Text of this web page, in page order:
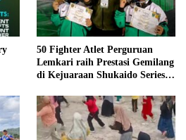
50 Fighter Atlet Perguruan
Lemkari raih Prestasi Gemilang
di Kejuaraan Shukaido Series 1